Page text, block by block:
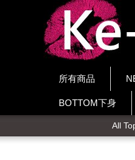
所有商品
BOTTOM下身
All